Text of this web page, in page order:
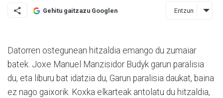
Gehitu gaitzazu Googlen Entzun
Datorren ostegunean hitzaldia emango du zumaiar
batek. Joxe Manuel Manzisidor Budyk garun paralisia
du, eta liburu bat idatzia du, Garun paralisia daukat, baina
ez nago gaixorik. Koxka elkarteak antolatu du hitzaldia,